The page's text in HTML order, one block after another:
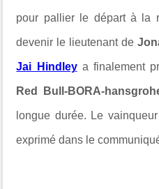
pour pallier le départ à la
devenir le lieutenant de
Jai Hindleya finalement
Red Bull-BORA-
longue durée. Le
exprimé dans le